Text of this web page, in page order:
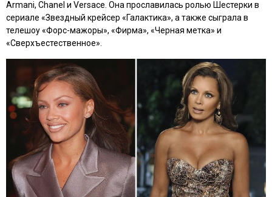
Armani, Chanel и Versace. Она прославилась ролью Шестерки в
сериале «Звездный крейсер «Галактика», а также сыграла в
телешоу«Форс-мажоры», «Фирма», «Черная метка» и
«Сверхъестественное»